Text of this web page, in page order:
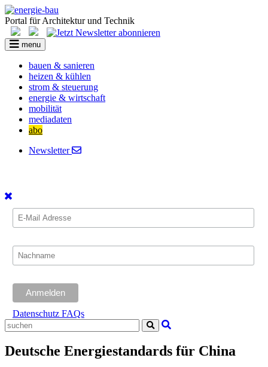
Portal für Architektur und Technik
menu
bauen & sanieren
heizen & kühlen
strom & steuerung
energie & wirtschaft
mobilität
mediadaten
abo
Newsletter
Datenschutz FAQs
Deutsche Energiestandards für China